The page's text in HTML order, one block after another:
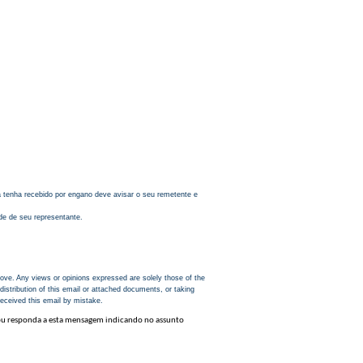
recebido por engano deve avisar o seu remetente e
de seu representante.
Any views or opinions expressed are solely those of the
of this email or attached documents, or taking
this email by mistake.
responda a esta mensagem indicando no assunto